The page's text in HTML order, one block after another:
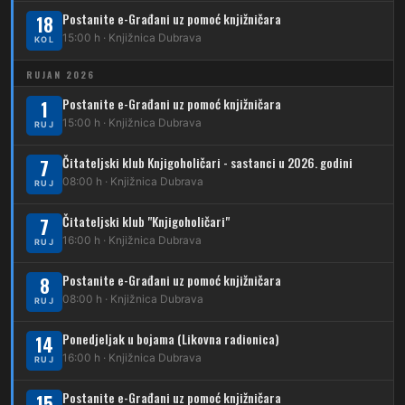
213
214 Koledinečka – Resnički gaj
223 Dubrava – Trnovčica – Dubec
230 Dubrava – Granešinski Novaki
232 Dubrava – Jazbina
269
DUBEC
212
223 Dubec – Trnovčica – Dubrava
224 Dubec – Novoselec
Karta tramvajskih linija
18
KOL
Postanite e-Građani uz pomoć knjižničara
15:00 h · Knjižnica Dubrava
RUJAN 2026
1
RUJ
Postanite e-Građani uz pomoć knjižničara
15:00 h · Knjižnica Dubrava
7
RUJ
Čitateljski klub Knjigoholičari - sastanci u 2026. godini
08:00 h · Knjižnica Dubrava
7
RUJ
Čitateljski klub "Knjigoholičari"
16:00 h · Knjižnica Dubrava
8
RUJ
Postanite e-Građani uz pomoć knjižničara
08:00 h · Knjižnica Dubrava
14
RUJ
Ponedjeljak u bojama (Likovna radionica)
16:00 h · Knjižnica Dubrava
Postanite e-Građani uz pomoć knjižničara